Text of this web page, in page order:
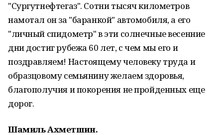
"Сургутнефтегаз". Сотни тысяч километров
намотал он за "баранкой" автомобиля, а его
"личный спидометр" в эти солнечные весенние
дни достиг рубежа 60 лет, с чем мы его и
поздравляем! Настоящему человеку труда и
образцовому семьянину желаем здоровья,
благополучия и покорения не пройденных еще
дорог.
Шамиль Ахметшин.